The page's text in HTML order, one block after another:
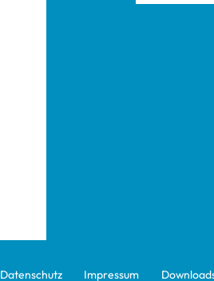
Daten­schutz Impres­sum